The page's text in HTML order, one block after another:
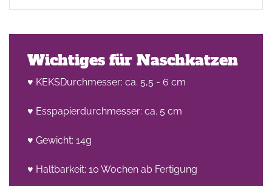
Wichtiges für Naschkatzen
♥ KEKSDurchmesser: ca. 5,5 - 6 cm
♥ Esspapierdurchmesser: ca. 5 cm
♥ Gewicht: 14g
♥ Haltbarkeit: 10 Wochen ab Fertigung